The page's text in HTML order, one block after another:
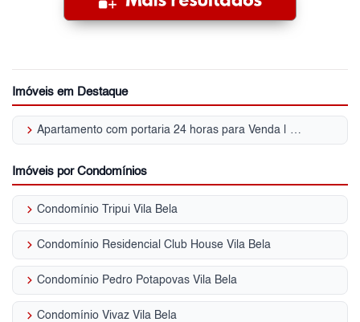
Imóveis em Destaque
keyboard_arrow_right Apartamento com portaria 24 horas para Venda | Vila Bela
Imóveis por Condomínios
keyboard_arrow_right Condomínio Tripui Vila Bela
keyboard_arrow_right Condomínio Residencial Club House Vila Bela
keyboard_arrow_right Condomínio Pedro Potapovas Vila Bela
keyboard_arrow_right Condomínio Vivaz Vila Bela